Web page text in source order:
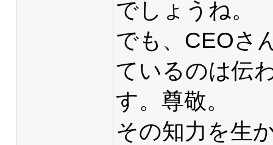
でしょうね。
でも、CEOさ
ているのは伝
す。尊敬。
その知力を生